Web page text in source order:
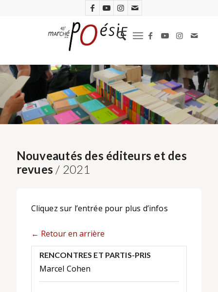
Nouveautés des éditeurs et des
revues / 2021
Cliquez sur l’entrée pour plus d’infos
← Retour en arrière
RENCONTRES ET PARTIS-PRIS
Marcel Cohen